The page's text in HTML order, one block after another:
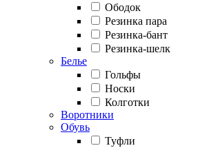
Ободок
Резинка пара
Резинка-бант
Резинка-шелк
Белье
Гольфы
Носки
Колготки
Воротники
Обувь
Туфли